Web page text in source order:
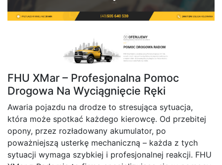
FHU XMar – Profesjonalna Pomoc
Drogowa Na Wyciągnięcie Ręki
Awaria pojazdu na drodze to stresująca sytuacja,
która może spotkać każdego kierowcę. Od przebitej
opony, przez rozładowany akumulator, po
poważniejszą usterkę mechaniczną – każda z tych
sytuacji wymaga szybkiej i profesjonalnej reakcji. FHU